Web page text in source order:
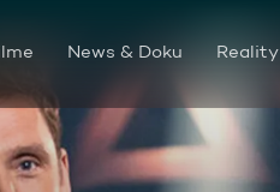
News & Doku Reality